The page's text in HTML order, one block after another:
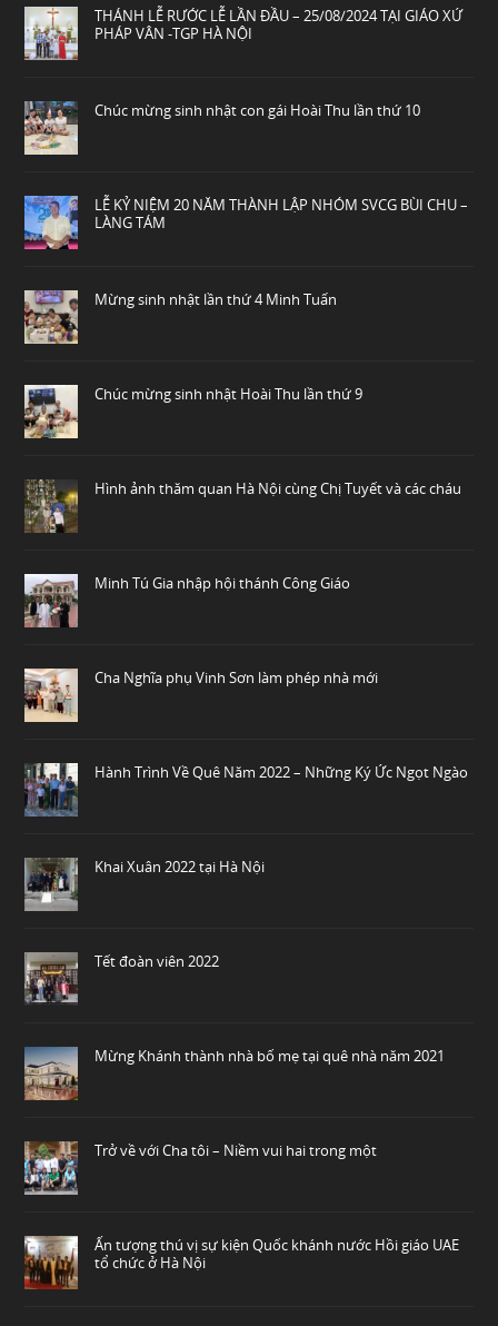
THÁNH LỄ RƯỚC LỄ LẦN ĐẦU – 25/08/2024 TẠI GIÁO XỨ
PHÁP VÂN -TGP HÀ NỘI
Chúc mừng sinh nhật con gái Hoài Thu lần thứ 10
LỄ KỶ NIỆM 20 NĂM THÀNH LẬP NHÓM SVCG BÙI CHU –
LÀNG TÁM
Mừng sinh nhật lần thứ 4 Minh Tuấn
Chúc mừng sinh nhật Hoài Thu lần thứ 9
Hình ảnh thăm quan Hà Nội cùng Chị Tuyết và các cháu
Minh Tú Gia nhập hội thánh Công Giáo
Cha Nghĩa phụ Vinh Sơn làm phép nhà mới
Hành Trình Về Quê Năm 2022 – Những Ký Ức Ngọt Ngào
Khai Xuân 2022 tại Hà Nội
Tết đoàn viên 2022
Mừng Khánh thành nhà bố mẹ tại quê nhà năm 2021
Trở về với Cha tôi – Niềm vui hai trong một
Ấn tượng thú vị sự kiện Quốc khánh nước Hồi giáo UAE
tổ chức ở Hà Nội